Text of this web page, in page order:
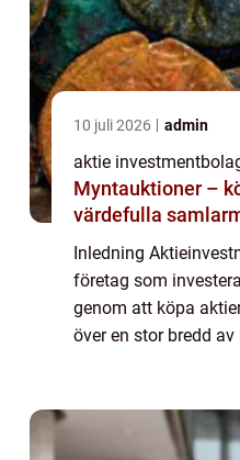
10 juli 2026 admin
aktie
Myntauktioner –
värdefulla
Inledning
företag som
genom att köpa
över en stor bredd